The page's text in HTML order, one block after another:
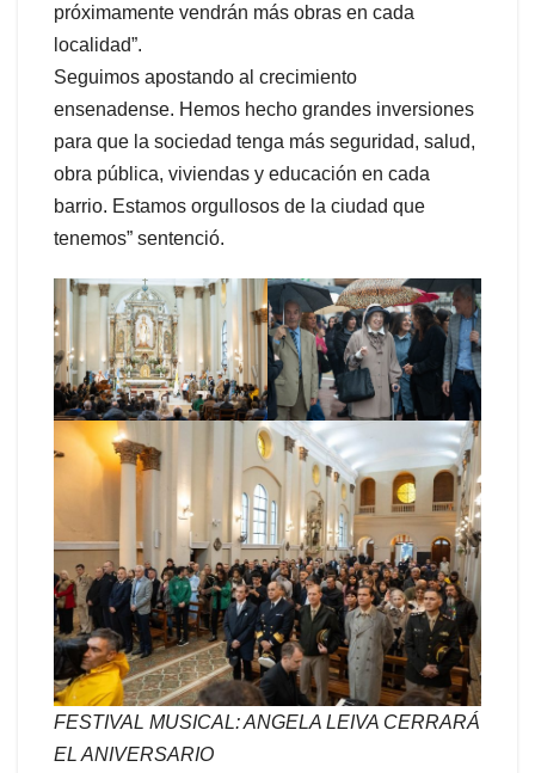
próximamente vendrán más obras en cada
localidad”.
Seguimos apostando al crecimiento
ensenadense. Hemos hecho grandes inversiones
para que la sociedad tenga más seguridad, salud,
obra pública, viviendas y educación en cada
barrio. Estamos orgullosos de la ciudad que
tenemos” sentenció.
FESTIVAL MUSICAL: ANGELA LEIVA CERRARÁ
EL ANIVERSARIO